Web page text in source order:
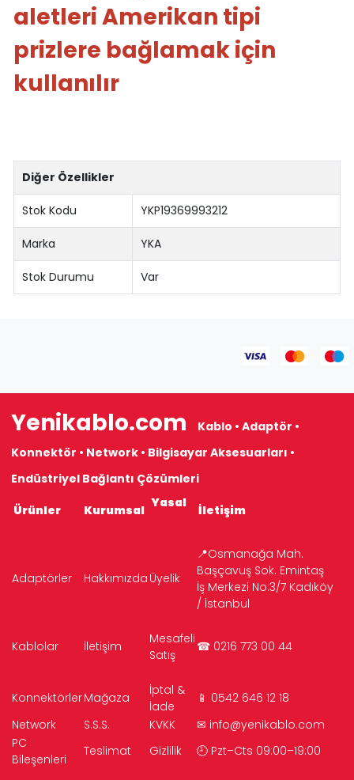
aletleri Amerikan tipi
prizlere bağlamak için
kullanılır
Diğer Özellikler
Stok Kodu YKP19369993212
Marka YKA
Stok Durumu Var
Yenikablo.com
Kablo • Adaptör •
Konnektör • Network • Bilgisayar Aksesuarları •
Endüstriyel Bağlantı Çözümleri
Ürünler
Kurumsal Yasal İletişim
Adaptörler Hakkımızda Üyelik
📍Osmanağa Mah.
Başçavuş Sok. Emintaş
İş Merkezi No:3/7 Kadıköy
/ İstanbul
Kablolar İletişim
Mesafeli
Satış
☎ 0216 773 00 44
KonnektörlerMağaza
İptal &
İade
📱 0542 646 12 18
Network
S.S.S. KVKK ✉ info@yenikablo.com
PC
Bileşenleri
Teslimat Gizlilik 🕘 Pzt–Cts 09:00–19:00